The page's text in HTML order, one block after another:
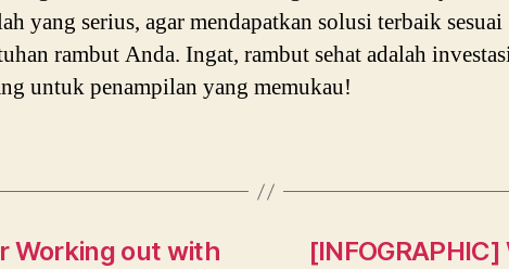
yang serius, agar mendapatkan solusi terbaik sesuai
rambut Anda. Ingat, rambut sehat adalah
untuk penampilan yang memukau!
Working out with